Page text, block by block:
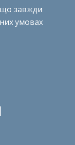
що завжди
умовах